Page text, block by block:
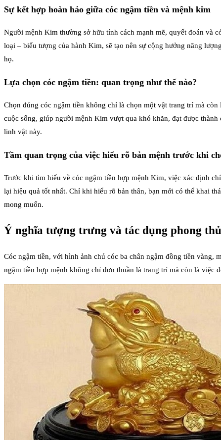
Sự kết hợp hoàn hảo giữa cóc ngậm tiền và mệnh kim
Người mệnh Kim thường sở hữu tính cách mạnh mẽ, quyết đoán và
loại – biểu tượng của hành Kim, sẽ tạo nên sự cộng hưởng năng
họ.
Lựa chọn cóc ngậm tiền: quan trọng như thế nào?
Chọn đúng cóc ngậm tiền không chỉ là chọn một vật trang trí mà
cuộc sống, giúp người mệnh Kim vượt qua khó khăn, đạt được
linh vật này.
Tầm quan trọng của việc hiểu rõ bản mệnh trước khi
Trước khi tìm hiểu về cóc ngậm tiền hợp mệnh Kim, việc xác định
lại hiệu quả tốt nhất. Chỉ khi hiểu rõ bản thân, bạn mới có thể khai
mong muốn.
Ý nghĩa tượng trưng và tác dụng phong
Cóc ngậm tiền, với hình ảnh chú cóc ba chân ngậm đồng tiền
ngậm tiền hợp mệnh không chỉ đơn thuần là trang trí mà còn là việc